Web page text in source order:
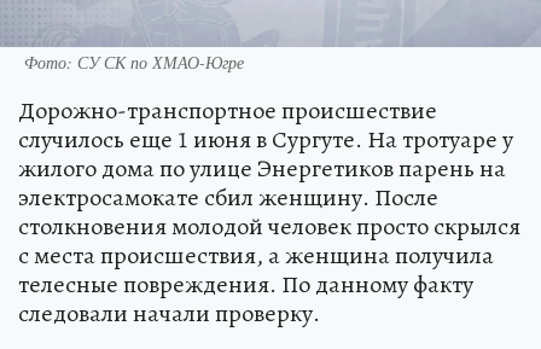
Фото: СУ СК по ХМАО-Югре
Дорожно-транспортное происшествие
случилось еще 1 июня в Сургуте. На тротуаре у
жилого дома по улице Энергетиков парень на
электросамокате сбил женщину. После
столкновения молодой человек просто скрылся
с места происшествия, а женщина получила
телесные повреждения. По данному факту
следовали начали проверку.